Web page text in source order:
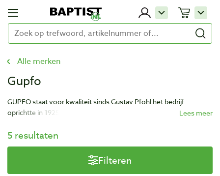
Alle merken
Gupfo
GUPFO staat voor kwaliteit sinds Gustav Pfohl het bedrijf
oprichtte in 1925. Het bedrijf is vooral bekend van de Phofl-lijm,
ontwikkeld. Ook ontwikkelen ze op maat gemaakte sponsrubber.
5 resultaten
Filteren